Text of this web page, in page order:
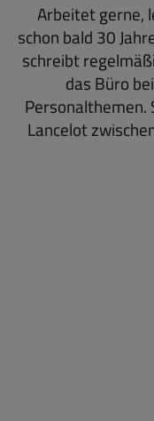
Arbeitet gerne,
schon bald 30
schreibt
das Büro
Personalthemen.
Lancelot